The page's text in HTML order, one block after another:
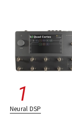
Neural DSP